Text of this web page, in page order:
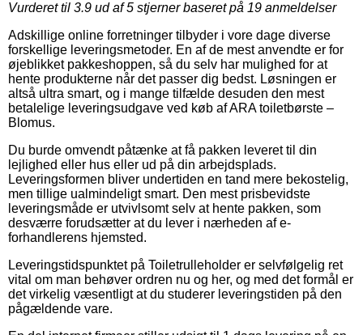
Vurderet til 3.9 ud af 5 stjerner baseret på 19 anmeldelser
Adskillige online forretninger tilbyder i vore dage diverse
forskellige leveringsmetoder. En af de mest anvendte er for
øjeblikket pakkeshoppen, så du selv har mulighed for at
hente produkterne når det passer dig bedst. Løsningen er
altså ultra smart, og i mange tilfælde desuden den mest
betalelige leveringsudgave ved køb af ARA toiletbørste –
Blomus.
Du burde omvendt påtænke at få pakken leveret til din
lejlighed eller hus eller ud på din arbejdsplads.
Leveringsformen bliver undertiden en tand mere bekostelig,
men tillige ualmindeligt smart. Den mest prisbevidste
leveringsmåde er utvivlsomt selv at hente pakken, som
desværre forudsætter at du lever i nærheden af e-
forhandlerens hjemsted.
Leveringstidspunktet på Toiletrulleholder er selvfølgelig ret
vital om man behøver ordren nu og her, og med det formål er
det virkelig væsentligt at du studerer leveringstiden på den
pågældende vare.